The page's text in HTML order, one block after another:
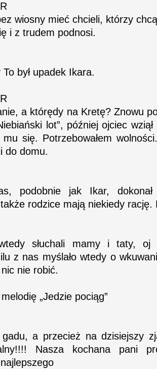
wiosny mieć chcieli, którzy
i z trudem podnosi.
był upadek Ikara.
a którędy na Kretę? Znowu
lot”, później ojciec
mu się. Potrzebowałem
do domu.
podobnie jak Ikar, dokonał
rodzice mają niekiedy rację.
słuchali mamy i taty, oj
z nas myślało wtedy o
nie robić.
„Jedzie pociąg”
a przecież na dzisiejszy
Nasza kochana pani